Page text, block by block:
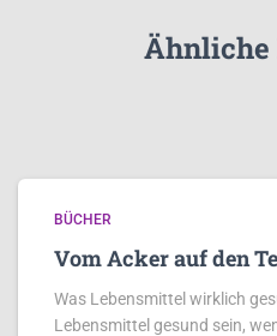
Ähnliche
BÜCHER
Vom Acker auf den
Was Lebensmittel wirklich
Lebensmittel gesund sein,